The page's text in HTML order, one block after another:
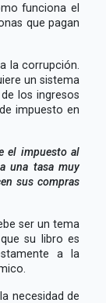
funciona el
que pagan
la corrupción.
un sistema
los ingresos
impuesto en
el impuesto al
una tasa muy
sus compras
ser un tema
su libro es
a la
necesidad de